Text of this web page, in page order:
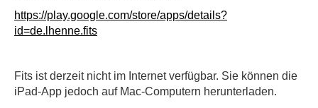
https://play.google.com/store/apps/details?
id=de.lhenne.fits
Fits ist derzeit nicht im Internet verfügbar. Sie können die
iPad-App jedoch auf Mac-Computern herunterladen.